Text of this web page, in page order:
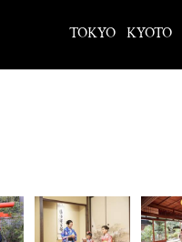
TOKYO KYOTO